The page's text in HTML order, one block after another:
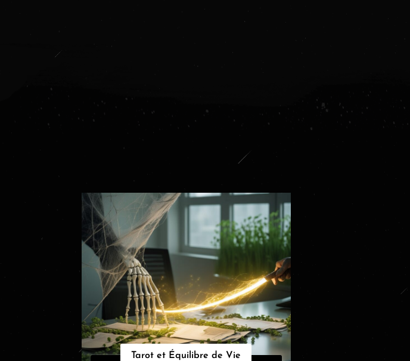
Tarot et Équilibre de Vie